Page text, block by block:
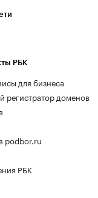
РБК
для бизнеса
регистратор доменов
podbor.ru
РБК